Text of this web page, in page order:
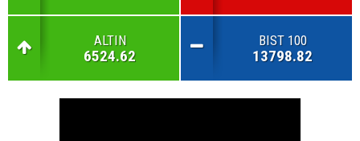
ALTIN
6524.62
BIST 100
13798.82